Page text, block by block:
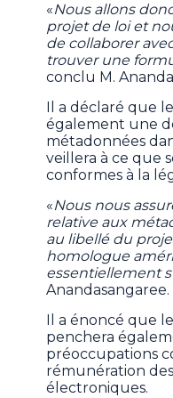
«Nous allons
projet de loi et
de collaborer
trouver une
conclu M.
Il a déclaré que
également une
métadonnées
veillera à ce que
conformes à la
«Nous nous
relative aux
au libellé du
homologue
essentiellement
Anandasangaree.
Il a énoncé que
penchera
préoccupations
rémunération
électroniques.